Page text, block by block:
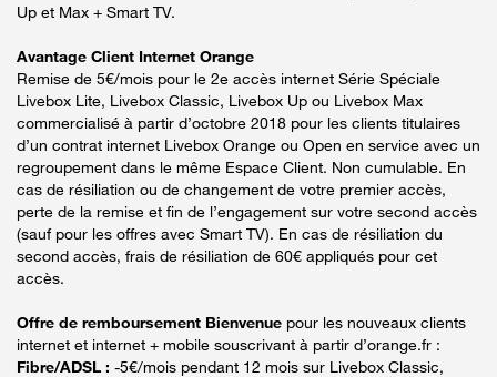
Up et Max + Smart TV.
Avantage Client Internet Orange
Remise de 5€/mois pour le 2e accès internet Série Spéciale
Livebox Lite, Livebox Classic, Livebox Up ou Livebox Max
commercialisé à partir d’octobre 2018 pour les clients titulaires
d’un contrat internet Livebox Orange ou Open en service avec un
regroupement dans le même Espace Client. Non cumulable. En
cas de résiliation ou de changement de votre premier accès,
perte de la remise et fin de l’engagement sur votre second accès
(sauf pour les offres avec Smart TV). En cas de résiliation du
second accès, frais de résiliation de 60€ appliqués pour cet
accès.
Offre de remboursement Bienvenue pour les nouveaux clients
internet et internet + mobile souscrivant à partir d’orange.fr :
Fibre/ADSL : -5€/mois pendant 12 mois sur Livebox Classic,